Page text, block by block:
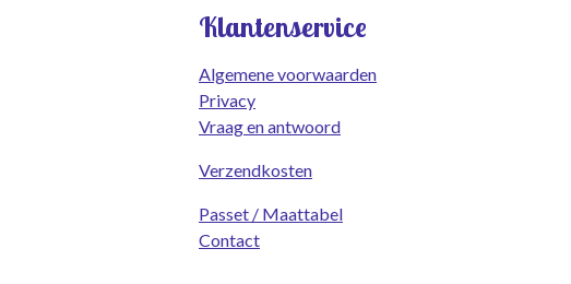
Klantenservice
Algemene voorwaarden
Privacy
Vraag en antwoord
Verzendkosten
Passet / Maattabel
Contact